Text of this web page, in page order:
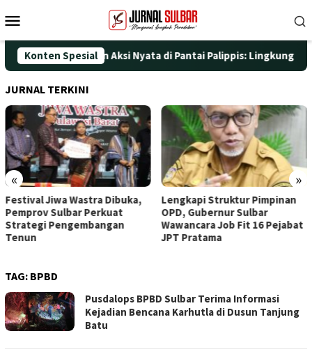
ke
Mobile
Konten Spesial
ke-25 dengan Aksi Nyata di Pantai Palippis: Lingkungan dan
JURNAL TERKINI
« »
Festival Jiwa Wastra Dibuka,
Pemprov Sulbar Perkuat
Strategi Pengembangan
Tenun
Lengkapi Struktur Pimpinan
OPD, Gubernur Sulbar
Wawancara Job Fit 16 Pejabat
JPT Pratama
TAG: BPBD
Pusdalops BPBD Sulbar Terima Informasi
Kejadian Bencana Karhutla di Dusun Tanjung
Batu